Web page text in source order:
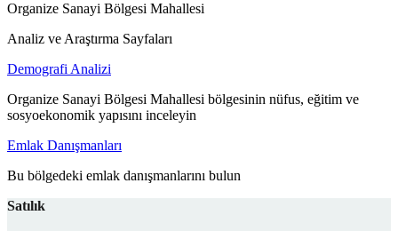
Organize Sanayi Bölgesi Mahallesi
Analiz ve Araştırma Sayfaları
Demografi Analizi
Organize Sanayi Bölgesi Mahallesi bölgesinin nüfus, eğitim ve
sosyoekonomik yapısını inceleyin
Emlak Danışmanları
Bu bölgedeki emlak danışmanlarını bulun
Satılık